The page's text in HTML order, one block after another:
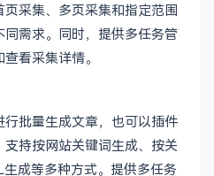
采集、多页采集和指定范围
需求。同时，提供多任务管
看采集详情。
批量生成文章，也可以插件
持按网站关键词生成、按关
成等多种方式。提供多任务